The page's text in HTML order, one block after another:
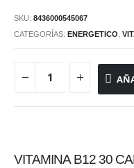
SKU: 8436000545067
CATEGORÍAS: ENERGETICO,
VITAMINA B12 30